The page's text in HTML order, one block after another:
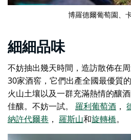
博羅德爾葡萄園、
細細品味
不妨抽出幾天時間，造訪散佈在
30家酒窖，它們出產全國最優質
火山土壤以及一群充滿熱情的釀
佳釀。不妨一試。 羅利葡萄酒 ，
納許代爾巷 ， 羅斯山和旋轉橋。